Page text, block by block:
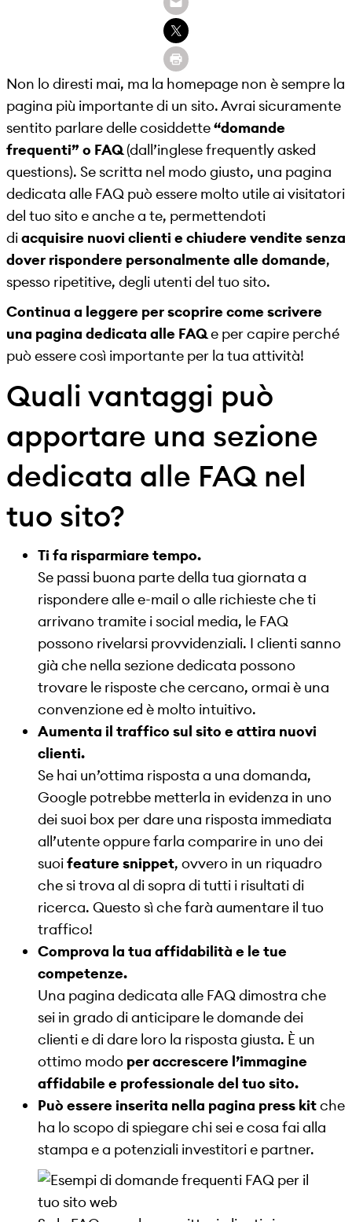
Non lo diresti mai, ma la homepage non è sempre la
pagina più importante di un sito. Avrai sicuramente
sentito parlare delle cosiddette“domande
frequenti” o FAQ(dall’inglese frequently asked
questions). Se scritta nel modo giusto, una pagina
dedicata alle FAQ può essere molto utile ai visitatori
del tuo sito e anche a te, permettendoti
diacquisire nuovi clienti e chiudere vendite senza
dover rispondere personalmente alle domande,
spesso ripetitive, degli utenti del tuo sito.
Continua a leggere per scoprire come scrivere
una pagina dedicata alle FAQe per capire perché
può essere così importante per la tua attività!
Quali vantaggi può
apportare una sezione
dedicata alle FAQ nel
tuo sito?
Ti fa risparmiare tempo.
Se passi buona parte della tua giornata a
rispondere alle e-mail o alle richieste che ti
arrivano tramite i social media, le FAQ
possono rivelarsi provvidenziali. I clienti sanno
già che nella sezione dedicata possono
trovare le risposte che cercano, ormai è una
convenzione ed è molto intuitivo.
Aumenta il traffico sul sito e attira nuovi
clienti.
Se hai un’ottima risposta a una domanda,
Google potrebbe metterla in evidenza in uno
dei suoi box per dare una risposta immediata
all’utente oppure farla comparire in uno dei
suoifeature snippet, ovvero in un riquadro
che si trova al di sopra di tutti i risultati di
ricerca. Questo sì che farà aumentare il tuo
traffico!
Comprova la tua affidabilità e le tue
competenze.
Una pagina dedicata alle FAQ dimostra che
sei in grado di anticipare le domande dei
clienti e di dare loro la risposta giusta. È un
ottimo modo per accrescere l’immagine
affidabile e professionale del tuo sito.
Può essere inserita nella pagina press kitche
ha lo scopo di spiegare chi sei e cosa fai alla
stampa e a potenziali investitori e partner.